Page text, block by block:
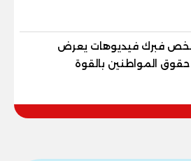
وصناعة الأجيال لبناء الإنسان
فبرك فيديوهات يعرض
حقوق المواطنين بالقوة